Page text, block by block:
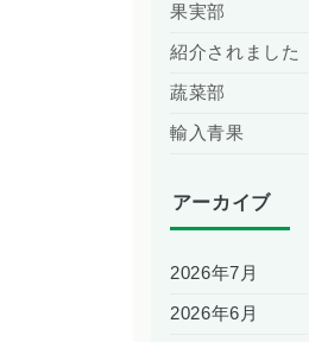
果実部
紹介されました
蔬菜部
輸入青果
アーカイブ
2026年7月
2026年6月